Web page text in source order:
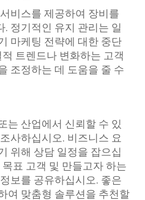
비스를 제공하여 장비를
정기적인 유지 관리는 일
마케팅 전략에 대한 중단
트렌드나 변화하는 고객
조정하는 데 도움을 줄 수
는 산업에서 신뢰할 수 있
사하십시오. 비즈니스 요
위해 상담 일정을 잡으십
표 고객 및 만들고자 하는
보를 공유하십시오. 좋은
여 맞춤형 솔루션을 추천할